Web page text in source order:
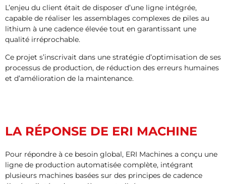
L’enjeu du client était de disposer d’une ligne intégrée,
capable de réaliser les assemblages complexes de piles au
lithium à une cadence élevée tout en garantissant une
qualité irréprochable.
Ce projet s’inscrivait dans une stratégie d’optimisation de ses
processus de production, de réduction des erreurs humaines
et d’amélioration de la maintenance.
LA RÉPONSE DE ERI MACHINE
Pour répondre à ce besoin global, ERI Machines a conçu une
ligne de production automatisée complète, intégrant
plusieurs machines basées sur des principes de cadence